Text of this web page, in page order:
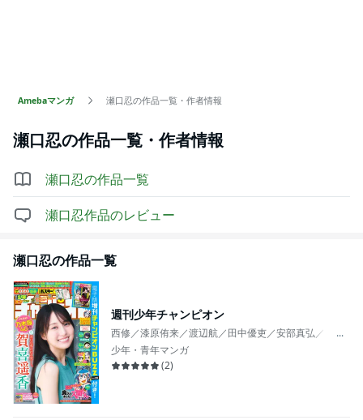
Amebaマンガ 瀬口忍の作品一覧・作者情報
瀬口忍の作品一覧・作者情報
瀬口忍の作品一覧
瀬口忍作品のレビュー
瀬口忍の作品一覧
週刊少年チャンピオン
西修／漆原侑来／渡辺航／田中優吏／安部真弘／こうし
...
少年・青年マンガ
(2)